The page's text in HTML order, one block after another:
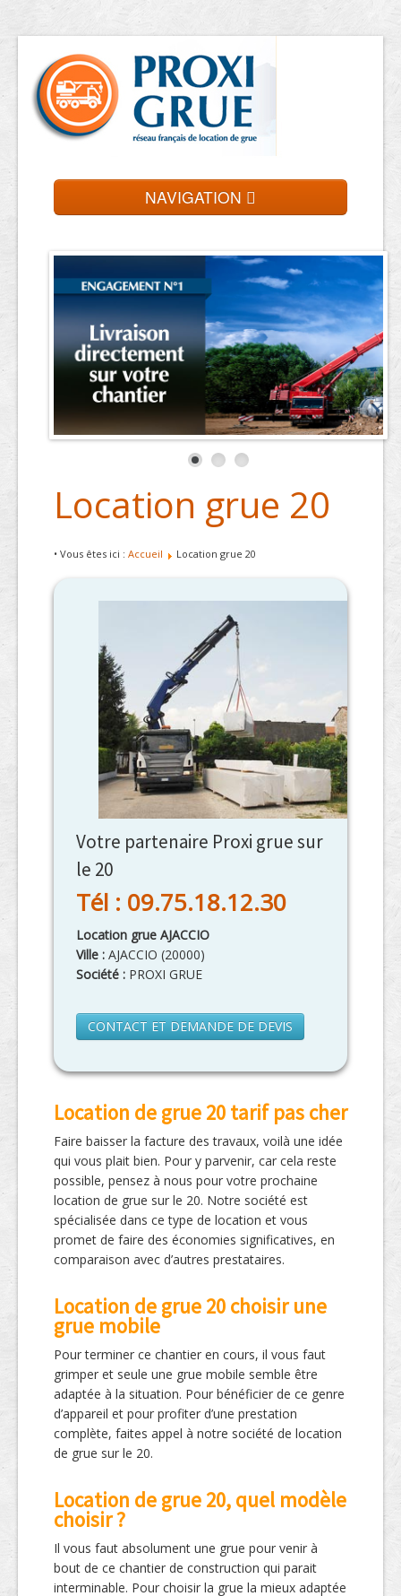
NAVIGATION
Location grue 20
• Vous êtes ici : Accueil Location grue 20
Votre partenaire Proxi grue sur
le 20
Tél : 09.75.18.12.30
Location grue AJACCIO
Ville : AJACCIO (20000)
Société : PROXI GRUE
CONTACT ET DEMANDE DE DEVIS
Location de grue 20 tarif pas cher
Faire baisser la facture des travaux, voilà une idée
qui vous plait bien. Pour y parvenir, car cela reste
possible, pensez à nous pour votre prochaine
location de grue sur le 20. Notre société est
spécialisée dans ce type de location et vous
promet de faire des économies significatives, en
comparaison avec d’autres prestataires.
Location de grue 20 choisir une
grue mobile
Pour terminer ce chantier en cours, il vous faut
grimper et seule une grue mobile semble être
adaptée à la situation. Pour bénéficier de ce genre
d’appareil et pour profiter d’une prestation
complète, faites appel à notre société de location
de grue sur le 20.
Location de grue 20, quel modèle
choisir ?
Il vous faut absolument une grue pour venir à
bout de ce chantier de construction qui parait
interminable. Pour choisir la grue la mieux adaptée